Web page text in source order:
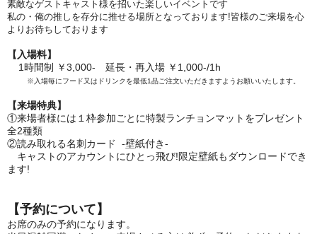
素敵なゲストキャスト様を招いた楽しいイベントです
私の・俺の推しを存分に推せる場所となっております!皆様のご来場を心
よりお待ちしております
【入場料】
1時間制 ￥3,000- 延長・再入場 ￥1,000-/1h
※入場毎にフード又はドリンクを最低1品ご注文いただきますようお願いいたします。
【来場特典】
①来場者様には１枠参加ごとに特製ランチョンマットをプレゼント
全2種類
②読み取れる名刺カード -壁紙付き-
キャストのアカウントにひとっ飛び!限定壁紙もダウンロードでき
ます!
【予約について】
お席のみの予約になります。